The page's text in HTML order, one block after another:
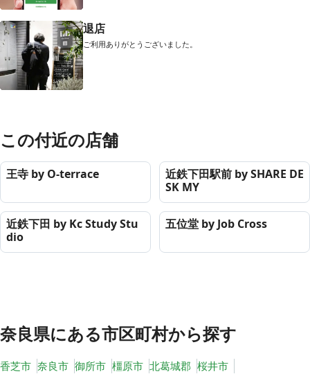
退店
ご利用ありがとうございました。
この付近の店舗
王寺 by O-terrace
近鉄下田駅前 by SHARE DE
SK MY
近鉄下田 by Kc Study Stu
dio
五位堂 by Job Cross
奈良県にある市区町村から探す
香芝市 奈良市 御所市 橿原市 北葛城郡 桜井市